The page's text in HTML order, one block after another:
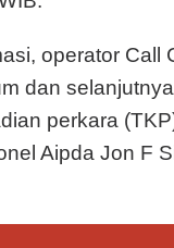
operator Call
dan
perkara
Aipda Jon F